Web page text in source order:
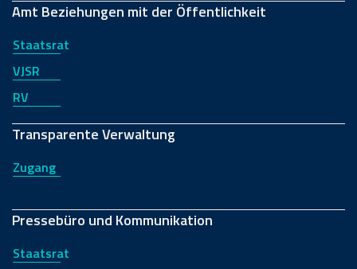
Amt Beziehungen mit der Öffentlichkeit
Staatsrat
VJSR
RV
Transparente Verwaltung
Zugang
Pressebüro und Kommunikation
Staatsrat